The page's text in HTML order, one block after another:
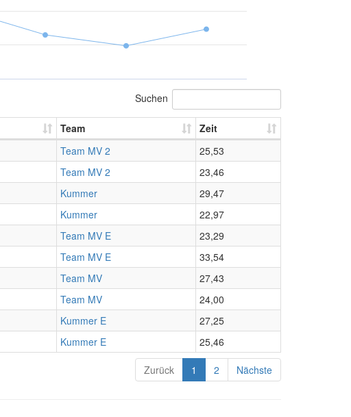
Suchen
Team
Zeit
Team MV 2
25,53
Team MV 2
23,46
Kummer
29,47
Kummer
22,97
Team MV E
23,29
Team MV E
33,54
Team MV
27,43
Team MV
24,00
Kummer E
27,25
Kummer E
25,46
Zurück 1 2 Nächste